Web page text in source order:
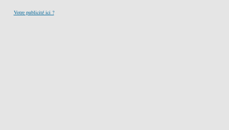
Votre publicité ici ?